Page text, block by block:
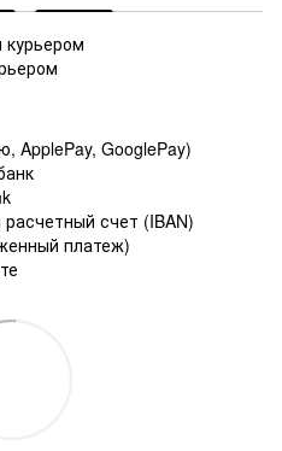
курьером
ApplePay, GooglePay)
счет (IBAN)
платеж)